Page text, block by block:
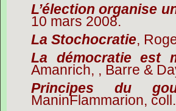
L’élection organise
10 mars 2008.
La Stochocratie,
La démocratie est
Amanrich, , Barre &
Principes du
ManinFlammarion,